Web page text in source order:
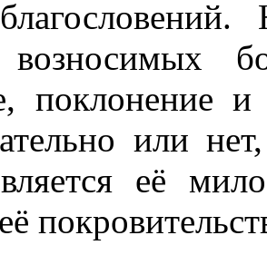
возносимых
поклонение
или
её